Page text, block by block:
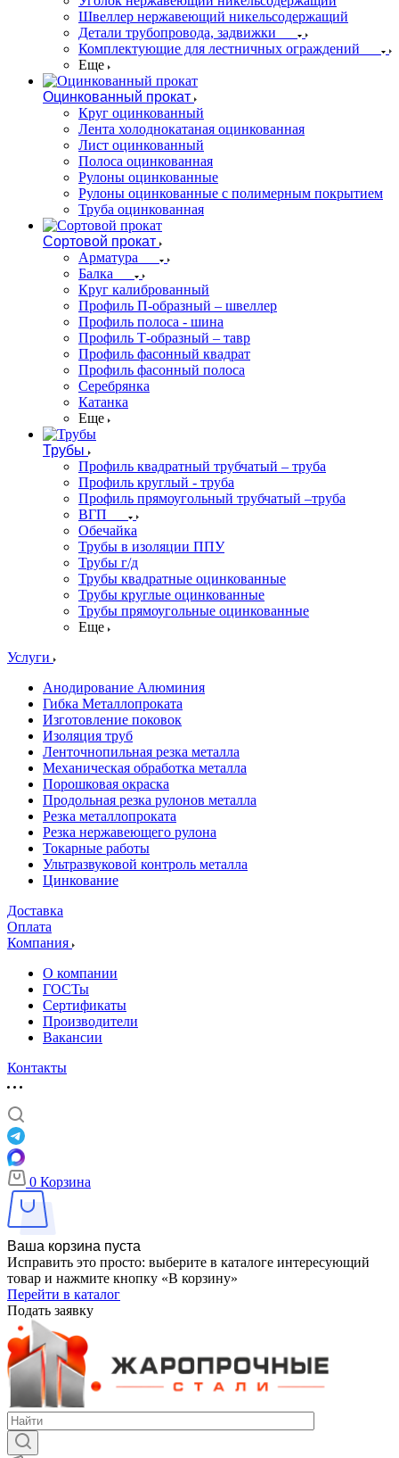
Швеллер нержавеющий никельсодержащий
Детали трубопровода, задвижки
Комплектующие для лестничных ограждений
Еще
Оцинкованный прокат
Круг оцинкованный
Лента холоднокатаная оцинкованная
Лист оцинкованный
Полоса оцинкованная
Рулоны оцинкованные
Рулоны оцинкованные с полимерным покрытием
Труба оцинкованная
Сортовой прокат
Арматура
Балка
Круг калиброванный
Профиль П-образный – швеллер
Профиль полоса - шина
Профиль Т-образный – тавр
Профиль фасонный квадрат
Профиль фасонный полоса
Серебрянка
Катанка
Еще
Трубы
Профиль квадратный трубчатый – труба
Профиль круглый - труба
Профиль прямоугольный трубчатый –труба
ВГП
Обечайка
Трубы в изоляции ППУ
Трубы г/д
Трубы квадратные оцинкованные
Трубы круглые оцинкованные
Трубы прямоугольные оцинкованные
Еще
Услуги
Анодирование Алюминия
Гибка Металлопроката
Изготовление поковок
Изоляция труб
Ленточнопильная резка металла
Механическая обработка металла
Порошковая окраска
Продольная резка рулонов металла
Резка металлопроката
Резка нержавеющего рулона
Токарные работы
Ультразвуковой контроль металла
Цинкование
Доставка
Оплата
Компания
О компании
ГОСТы
Сертификаты
Производители
Вакансии
Контакты
0 Корзина
Ваша корзина пуста
Исправить это просто: выберите в каталоге интересующий
товар и нажмите кнопку «В корзину»
Перейти в каталог
Подать заявку